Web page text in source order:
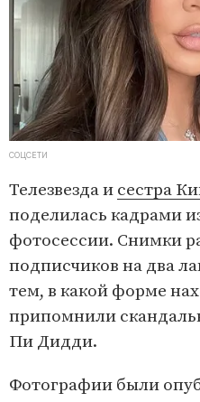
СОЦСЕТИ
Телезвезда и сестра
поделилась кадрами
фотосессии. Снимки
подписчиков на два
тем, в какой форме
припомнили
Пи Дидди.
Фотографии были